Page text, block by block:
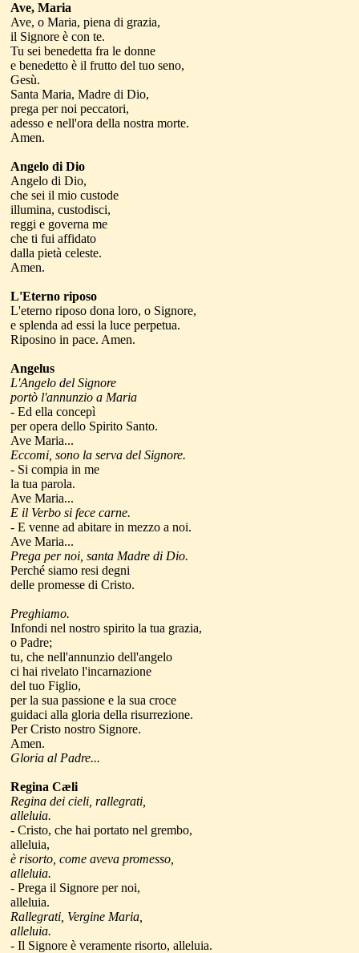
Ave, Maria
Ave, o Maria, piena di grazia,
il Signore è con te.
Tu sei benedetta fra le donne
e benedetto è il frutto del tuo seno,
Gesù.
Santa Maria, Madre di Dio,
prega per noi peccatori,
adesso e nell'ora della nostra morte.
Amen.
Angelo di Dio
Angelo di Dio,
che sei il mio custode
illumina, custodisci,
reggi e governa me
che ti fui affidato
dalla pietà celeste.
Amen.
L'Eterno riposo
L'eterno riposo dona loro, o Signore,
e splenda ad essi la luce perpetua.
Riposino in pace. Amen.
Angelus
L'Angelo del Signore
portò l'annunzio a Maria
- Ed ella concepì
per opera dello Spirito Santo.
Ave Maria...
Eccomi, sono la serva del Signore.
- Si compia in me
la tua parola.
Ave Maria...
E il Verbo si fece carne.
- E venne ad abitare in mezzo a noi.
Ave Maria...
Prega per noi, santa Madre di Dio.
Perché siamo resi degni
delle promesse di Cristo.
Preghiamo.
Infondi nel nostro spirito la tua grazia,
o Padre;
tu, che nell'annunzio dell'angelo
ci hai rivelato l'incarnazione
del tuo Figlio,
per la sua passione e la sua croce
guidaci alla gloria della risurrezione.
Per Cristo nostro Signore.
Amen.
Gloria al Padre...
Regina Cæli
Regina dei cieli, rallegrati,
alleluia.
- Cristo, che hai portato nel grembo,
alleluia,
è risorto, come aveva promesso,
alleluia.
- Prega il Signore per noi,
alleluia.
Rallegrati, Vergine Maria,
alleluia.
- Il Signore è veramente risorto, alleluia.